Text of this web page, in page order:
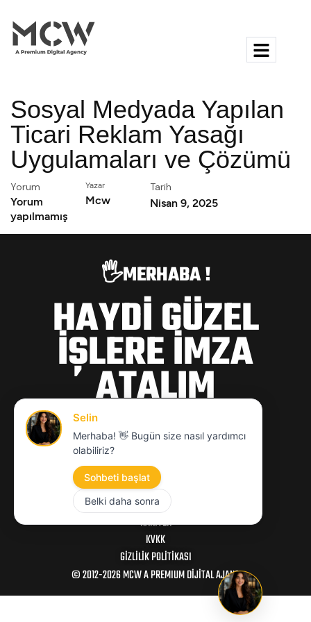
Sosyal Medyada Yapılan
Ticari Reklam Yasağı
Uygulamaları ve Çözümü
Yorum
Yorum
yapılmamış
Yazar
Mcw
Tarih
Nisan 9, 2025
🖐️MERHABA !
HAYDİ GÜZEL
İŞLERE İMZA
ATALIM
hello@mcwajans.com
© 2012-2026 MCW A PREMIUM DİJİTAL AJANS
MCW
KARIYER
KVKK
GIZLILIK POLITIKASI